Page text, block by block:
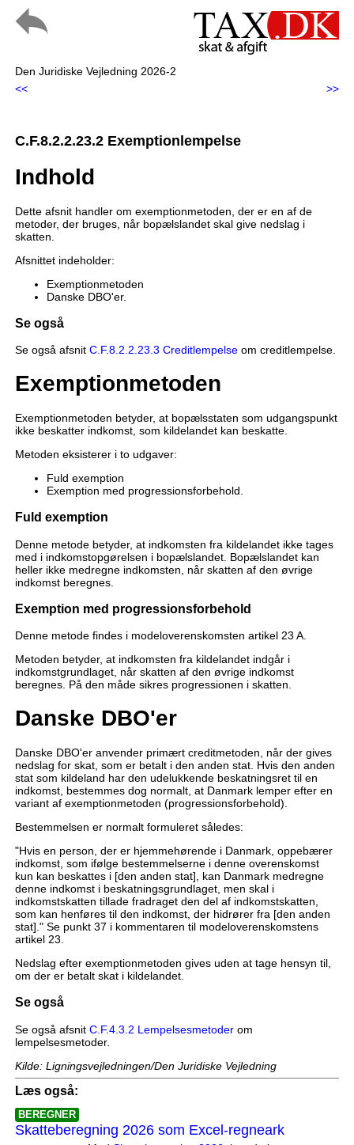
Den Juridiske Vejledning 2026-2
<<
>>
C.F.8.2.2.23.2 Exemptionlempelse
Indhold
Dette afsnit handler om exemptionmetoden, der er en af de
metoder, der bruges, når bopælslandet skal give nedslag i
skatten.
Afsnittet indeholder:
Exemptionmetoden
Danske DBO'er.
Se også
Se også afsnit C.F.8.2.2.23.3 Creditlempelseom creditlempelse.
Exemptionmetoden
Exemptionmetoden betyder, at bopælsstaten som udgangspunkt
ikke beskatter indkomst, som kildelandet kan beskatte.
Metoden eksisterer i to udgaver:
Fuld exemption
Exemption med progressionsforbehold.
Fuld exemption
Denne metode betyder, at indkomsten fra kildelandet ikke tages
med i indkomstopgørelsen i bopælslandet. Bopælslandet kan
heller ikke medregne indkomsten, når skatten af den øvrige
indkomst beregnes.
Exemption med progressionsforbehold
Denne metode findes i modeloverenskomsten artikel 23 A.
Metoden betyder, at indkomsten fra kildelandet indgår i
indkomstgrundlaget, når skatten af den øvrige indkomst
beregnes. På den måde sikres progressionen i skatten.
Danske DBO'er
Danske DBO'er anvender primært creditmetoden, når der gives
nedslag for skat, som er betalt i den anden stat. Hvis den anden
stat som kildeland har den udelukkende beskatningsret til en
indkomst, bestemmes dog normalt, at Danmark lemper efter en
variant af exemptionmetoden (progressionsforbehold).
Bestemmelsen er normalt formuleret således:
"Hvis en person, der er hjemmehørende i Danmark, oppebærer
indkomst, som ifølge bestemmelserne i denne overenskomst
kun kan beskattes i [den anden stat], kan Danmark medregne
denne indkomst i beskatningsgrundlaget, men skal i
indkomstskatten tillade fradraget den del af indkomstskatten,
som kan henføres til den indkomst, der hidrører fra [den anden
stat]." Se punkt 37 i kommentaren til modeloverenskomstens
artikel 23.
Nedslag efter exemptionmetoden gives uden at tage hensyn til,
om der er betalt skat i kildelandet.
Se også
Se også afsnit C.F.4.3.2 Lempelsesmetoderom
lempelsesmetoder.
Kilde: Ligningsvejledningen/Den Juridiske Vejledning
Læs også:
BEREGNER
Skatteberegning 2026 som Excel-regneark